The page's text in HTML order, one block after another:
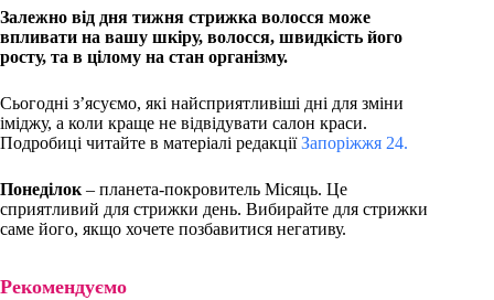
Залежно від дня тижня стрижка волосся може
впливати на вашу шкіру, волосся, швидкість його
росту, та в цілому на стан організму.
Сьогодні з’ясуємо, які найсприятливіші дні для зміни
іміджу, а коли краще не відвідувати салон краси.
Подробиці читайте в матеріалі редакціїЗапоріжжя 24.
Понеділок – планета-покровитель Місяць. Це
сприятливий для стрижки день. Вибирайте для стрижки
саме його, якщо хочете позбавитися негативу.
Рекомендуємо